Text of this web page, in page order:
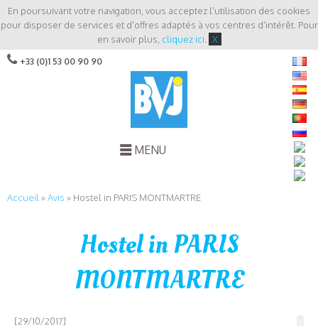
En poursuivant votre navigation, vous acceptez l'utilisation des cookies
pour disposer de services et d'offres adaptés à vos centres d'intérêt. Pour
en savoir plus, cliquez ici X
+33 (0)1 53 00 90 90
MENU
Accueil »Avis » Hostel in PARIS MONTMARTRE
Hostel in PARIS
MONTMARTRE
[29/10/2017]